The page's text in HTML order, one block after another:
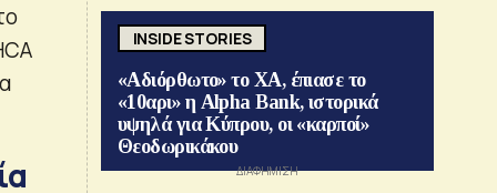
INSIDE STORIES
«Αδιόρθωτο» το ΧΑ, έπιασε το
«10αρι» η Alpha Bank, ιστορικά
υψηλά για Κύπρου, οι «καρποί»
Θεοδωρικάκου